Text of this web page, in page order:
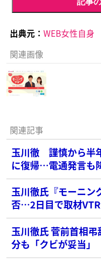
出典元： WEB女性自身
関連画像
関連記事
玉川徹 謹慎から半
に復帰…電通発言も
玉川徹氏『モーニン
否…2日目で取材
「テレ朝って大甘」
玉川徹氏 菅前首相
分も「クビが妥当」
怒りの声